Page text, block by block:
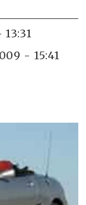
- 15:41